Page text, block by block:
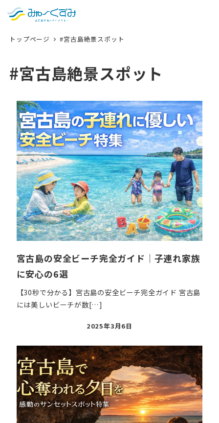
トップページ #宮古島絶景スポット
#宮古島絶景スポット
宮古島の安全ビーチ完全ガイド｜子連れ家族
に安心の6選
【30秒で分かる】宮古島の安全ビーチ完全ガイド 宮古島
には美しいビーチが数[…]
投
日
2025年3月6日